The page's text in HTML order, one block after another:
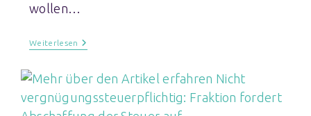
wollen…
Weiterlesen